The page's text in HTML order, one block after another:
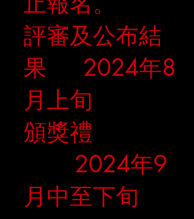
評審及公布結
果 2024年8
月上旬
頒獎禮
2024年9
月中至下旬